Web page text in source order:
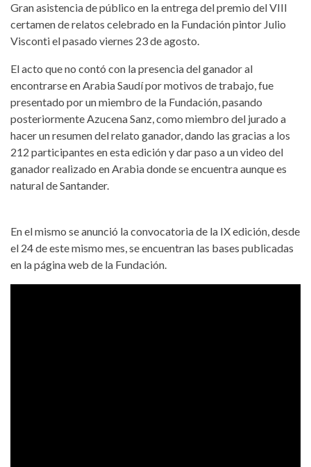
Gran asistencia de público en la entrega del premio del VIII
certamen de relatos celebrado en la Fundación pintor Julio
Visconti el pasado viernes 23 de agosto.
El acto que no contó con la presencia del ganador al
encontrarse en Arabia Saudí por motivos de trabajo, fue
presentado por un miembro de la Fundación, pasando
posteriormente Azucena Sanz, como miembro del jurado a
hacer un resumen del relato ganador, dando las gracias a los
212 participantes en esta edición y dar paso a un video del
ganador realizado en Arabia donde se encuentra aunque es
natural de Santander.
En el mismo se anunció la convocatoria de la IX edición, desde
el 24 de este mismo mes, se encuentran las bases publicadas
en la página web de la Fundación.